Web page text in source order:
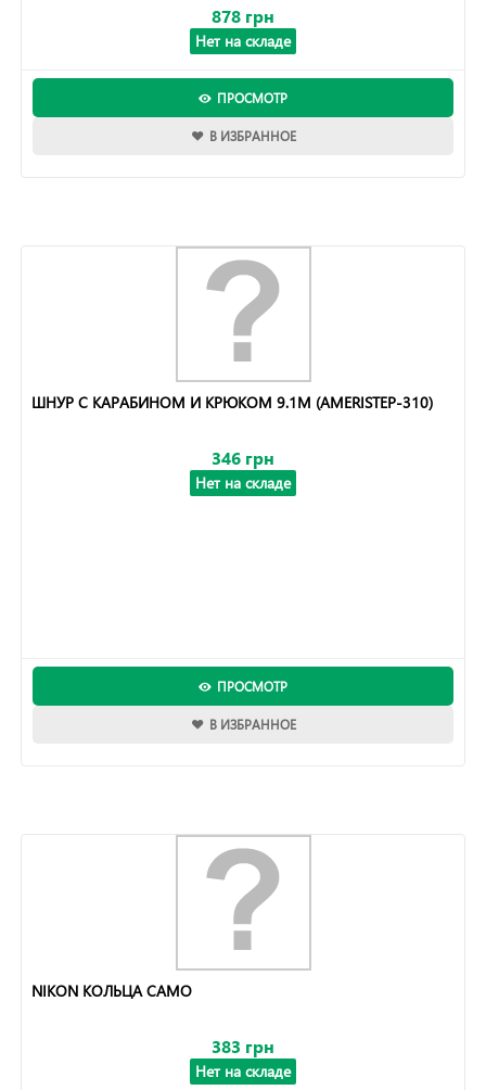
878 грн
Нет на складе
ПРОСМОТР
В ИЗБРАННОЕ
ШНУР С КАРАБИНОМ И КРЮКОМ 9.1М (AMERISTEP-310)
346 грн
Нет на складе
ПРОСМОТР
В ИЗБРАННОЕ
NIKON КОЛЬЦА CAMO
383 грн
Нет на складе